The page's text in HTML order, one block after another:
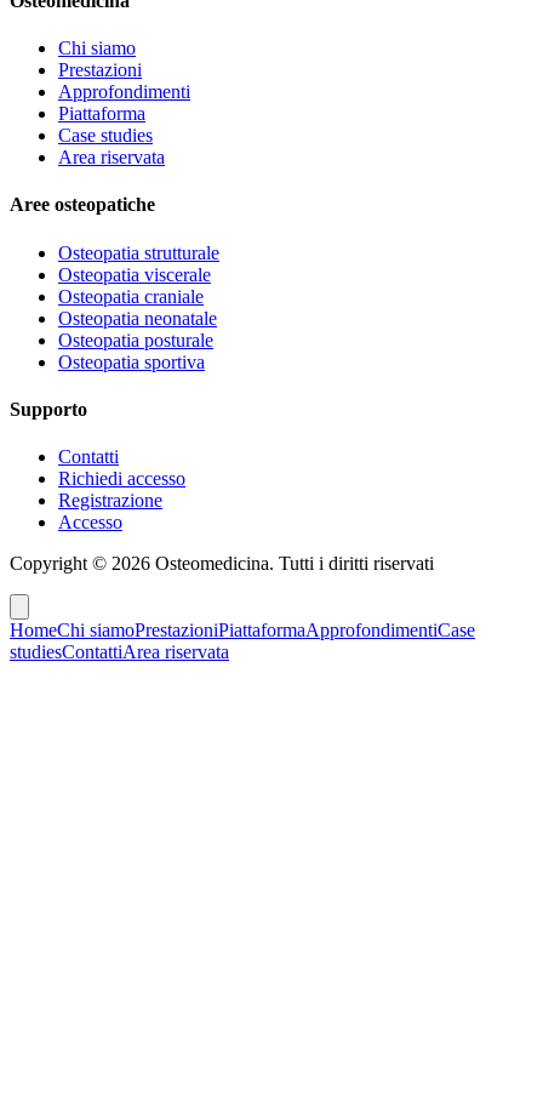
Chi siamo
Prestazioni
Approfondimenti
Piattaforma
Case studies
Area riservata
Aree osteopatiche
Osteopatia strutturale
Osteopatia viscerale
Osteopatia craniale
Osteopatia neonatale
Osteopatia posturale
Osteopatia sportiva
Supporto
Contatti
Richiedi accesso
Registrazione
Accesso
Copyright © 2026 Osteomedicina. Tutti i diritti riservati
HomeChi siamoPrestazioniPiattaformaApprofondimentiCase
studiesContattiArea riservata